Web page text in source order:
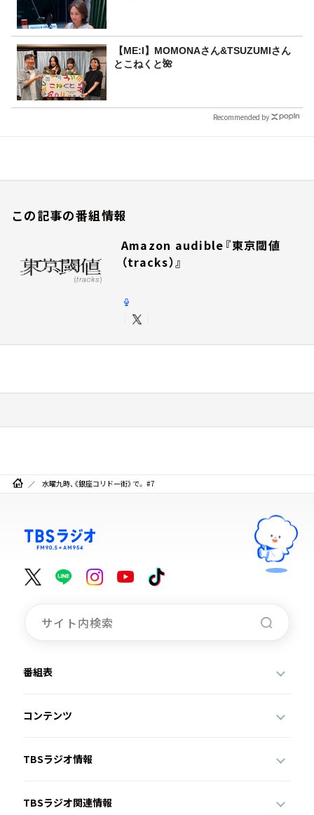
【ME:I】MOMONAさん&TSUZUMIさん
とこねくと🌺
Recommended by
この記事の番組情報
Amazon audible『東京閾値
（tracks）』
水曜九時、《銀座コリドー街》で。 #7
番組表
コンテンツ
TBSラジオ情報
TBSラジオ関連情報